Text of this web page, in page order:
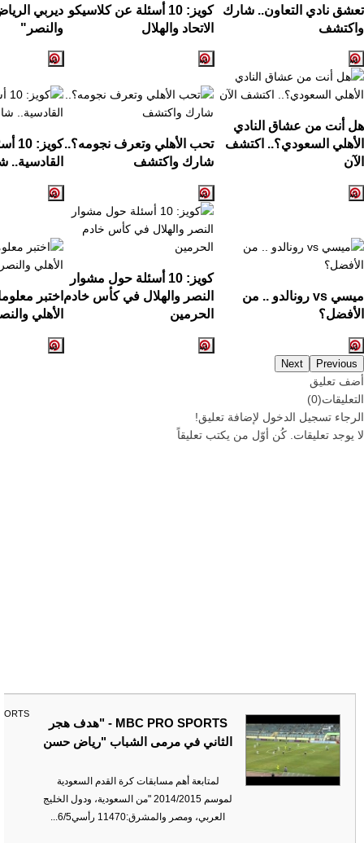
تعشق نادي التعاون.. شارك
واكتشف
كويز: 10 أسئلة عن كلاسيكو
الاتحاد والهلال
ديربي
والنصر"
هل أنت من عشاق النادي
الأهلي السعودي؟.. اكتشف
الآن
تحب الأهلي وتعرف نجومه؟..
شارك واكتشف
القادسية..
ميسي vs رونالدو .. من
الأفضل؟
كويز: 10 أسئلة حول مشوار
النصر والهلال في كأس خادم
الحرمين
اختبر
الأهلي
Previous
Next
أضف تعليق
التعليقات(
0
)
الرجاء تسجيل الدخول لإضافة تعليق!
لا يوجد تعليقات. كُن أوّل من يكتب تعليقاً
MBC PRO SPORTS - "هدف هجر
الثاني في مرمى الشباب "رياض حسن
لمتابعة أهم مسابقات كرة القدم السعودية
لموسم 2014/2015 "من السعودية، ودول الخليج
العربي، ومصر والمشرق:11470 رأسي6/5...